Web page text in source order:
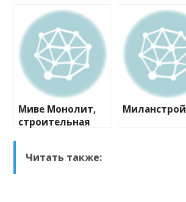
компания
Миве Монолит,
строительная
Миланстрой
Читать также: